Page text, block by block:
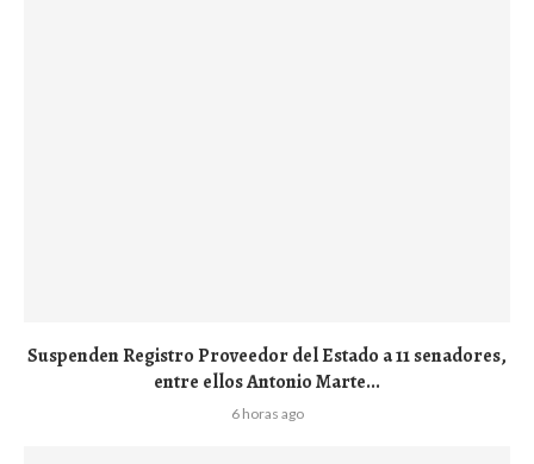
Suspenden Registro Proveedor del Estado a 11 senadores,
entre ellos Antonio Marte...
6 horas ago